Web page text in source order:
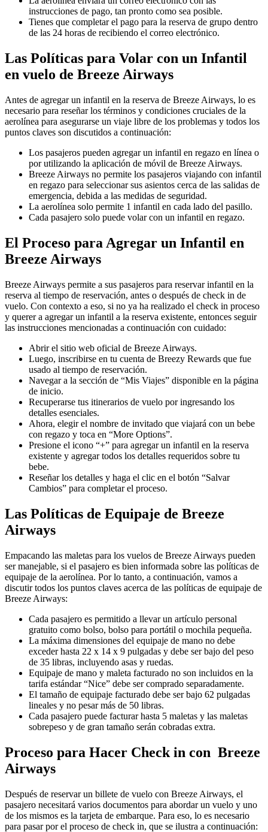
instrucciones de pago, tan pronto como sea posible.
Tienes que completar el pago para la reserva de grupo dentro
de las 24 horas de recibiendo el correo electrónico.
Las Políticas para Volar con un Infantil
en vuelo de Breeze Airways
Antes de agregar un infantil en la reserva de Breeze Airways, lo es
necesario para reseñar los términos y condiciones cruciales de la
aerolínea para asegurarse un viaje libre de los problemas y todos los
puntos claves son discutidos a continuación:
Los pasajeros pueden agregar un infantil en regazo en línea o
por utilizando la aplicación de móvil de Breeze Airways.
Breeze Airways no permite los pasajeros viajando con infantil
en regazo para seleccionar sus asientos cerca de las salidas de
emergencia, debida a las medidas de seguridad.
La aerolínea solo permite 1 infantil en cada lado del pasillo.
Cada pasajero solo puede volar con un infantil en regazo.
El Proceso para Agregar un Infantil en
Breeze Airways
Breeze Airways permite a sus pasajeros para reservar infantil en la
reserva al tiempo de reservación, antes o después de check in de
vuelo. Con contexto a eso, si no ya ha realizado el check in proceso
y querer a agregar un infantil a la reserva existente, entonces seguir
las instrucciones mencionadas a continuación con cuidado:
Abrir el sitio web oficial de Breeze Airways.
Luego, inscribirse en tu cuenta de Breezy Rewards que fue
usado al tiempo de reservación.
Navegar a la sección de “Mis Viajes” disponible en la página
de inicio.
Recuperarse tus itinerarios de vuelo por ingresando los
detalles esenciales.
Ahora, elegir el nombre de invitado que viajará con un bebe
con regazo y toca en “More Options”.
Presione el icono “+” para agregar un infantil en la reserva
existente y agregar todos los detalles requeridos sobre tu
bebe.
Reseñar los detalles y haga el clic en el botón “Salvar
Cambios” para completar el proceso.
Las Políticas de Equipaje de Breeze
Airways
Empacando las maletas para los vuelos de Breeze Airways pueden
ser manejable, si el pasajero es bien informada sobre las políticas de
equipaje de la aerolínea. Por lo tanto, a continuación, vamos a
discutir todos los puntos claves acerca de las políticas de equipaje de
Breeze Airways:
Cada pasajero es permitido a llevar un artículo personal
gratuito como bolso, bolso para portátil o mochila pequeña.
La máxima dimensiones del equipaje de mano no debe
exceder hasta 22 x 14 x 9 pulgadas y debe ser bajo del peso
de 35 libras, incluyendo asas y ruedas.
Equipaje de mano y maleta facturado no son incluidos en la
tarifa estándar “Nice” debe ser comprado separadamente.
El tamaño de equipaje facturado debe ser bajo 62 pulgadas
lineales y no pesar más de 50 libras.
Cada pasajero puede facturar hasta 5 maletas y las maletas
sobrepeso y de gran tamaño serán cobradas extra.
Proceso para Hacer Check in con Breeze
Airways
Después de reservar un billete de vuelo con Breeze Airways, el
pasajero necesitará varios documentos para abordar un vuelo y uno
de los mismos es la tarjeta de embarque. Para eso, lo es necesario
para pasar por el proceso de check in, que se ilustra a continuación: